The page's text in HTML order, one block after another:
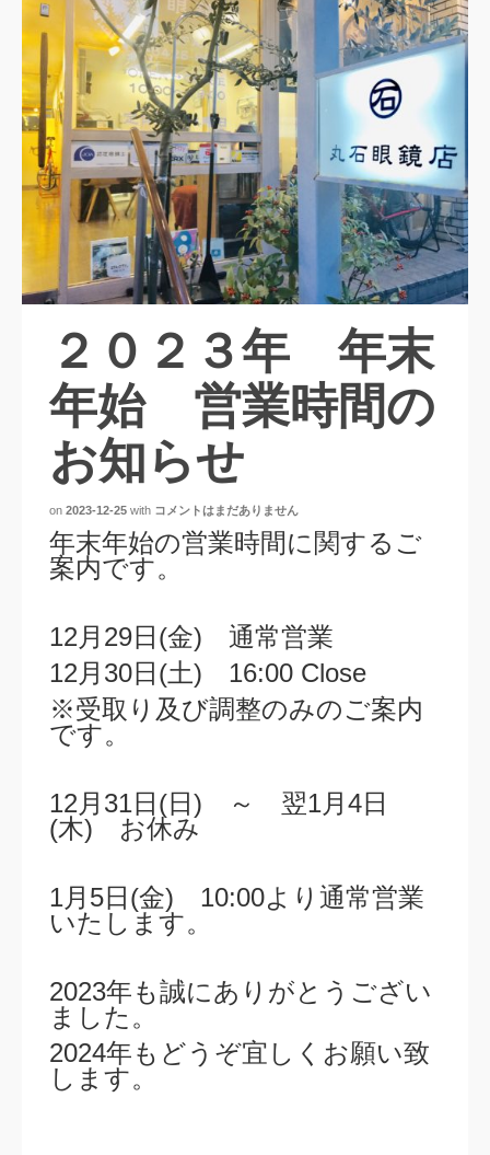
２０２３年 年末
年始 営業時間の
お知らせ
on 2023-12-25 with コメントはまだありません
年末年始の営業時間に関するご
案内です。
12月29日(金) 通常営業
12月30日(土) 16:00 Close
※受取り及び調整のみのご案内
です。
12月31日(日) ～ 翌1月4日
(木) お休み
1月5日(金) 10:00より通常営業
いたします。
2023年も誠にありがとうござい
ました。
2024年もどうぞ宜しくお願い致
します。